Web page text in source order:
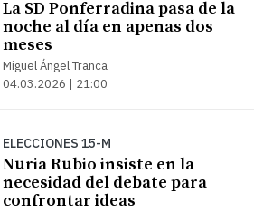
La SD Ponferradina pasa de la
noche al día en apenas dos
meses
Miguel Ángel Tranca
04.03.2026 | 21:00
ELECCIONES 15-M
Nuria Rubio insiste en la
necesidad del debate para
confrontar ideas